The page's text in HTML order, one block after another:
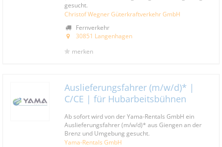
gesucht.
Christof Wegner Güterkraftverkehr GmbH
Fernverkehr
30851 Langenhagen
merken
Auslieferungsfahrer (m/w/d)* |
C/CE | für Hubarbeitsbühnen
Ab sofort wird von der Yama-Rentals GmbH ein
Auslieferungsfahrer (m/w/d)* aus Giengen an der
Brenz und Umgebung gesucht.
Yama-Rentals GmbH